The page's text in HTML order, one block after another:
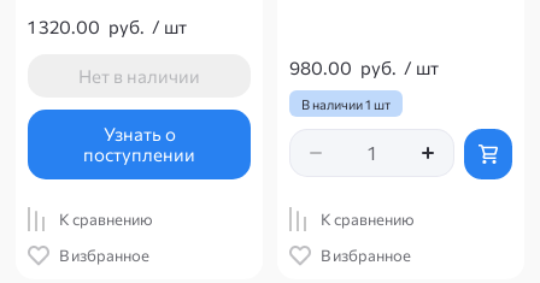
1 320.00 руб. / шт
Нет в наличии
Узнать о
поступлении
К сравнению
В избранное
В наличии1 шт
980.00 руб. / шт
К сравнению
В избранное